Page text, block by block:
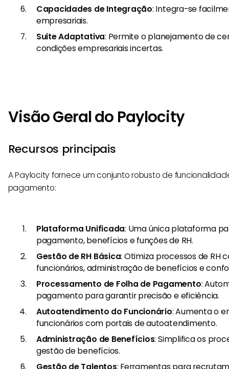
Capacidades de Integração: Integra-se
empresariais.
Suite Adaptativa: Permite o planejamento de
condições empresariais incertas.
Visão Geral do Paylocity
Recursos principais
A Paylocity fornece um conjunto robusto de
pagamento:
Plataforma Unificada: Uma única plataforma
pagamento, benefícios e funções de RH.
Gestão de RH Básica: Otimiza processos de RH
funcionários, administração de benefícios e
Processamento de Folha de Pagamento:
pagamento para garantir precisão e eficiência.
Autoatendimento do Funcionário: Aumenta o
funcionários com portais de autoatendimento.
Administração de Benefícios: Simplifica os
gestão de benefícios.
Gestão de Talentos: Ferramentas para